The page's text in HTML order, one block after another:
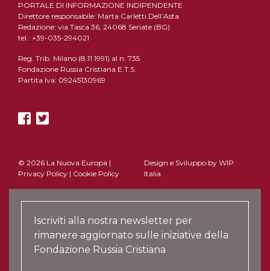
PORTALE DI INFORMAZIONE INDIPENDENTE
Direttore responsabile: Marta Carletti Dell’Asta
Redazione: via Tasca 36, 24068 Seriate (BG)
tel.: +39-035-294021
Reg. Trib. Milano (8.11.1991) al n. 735
Fondazione Russia Cristiana E.T.S.
Partita Iva: 09245130969
© 2026 La Nuova Europa |
Privacy Policy | Cookie Policy
Design e Sviluppo by WIP
Italia
Iscriviti alla nostra newsletter per
rimanere aggiornato sulle iniziative della
Fondazione Russia Cristiana